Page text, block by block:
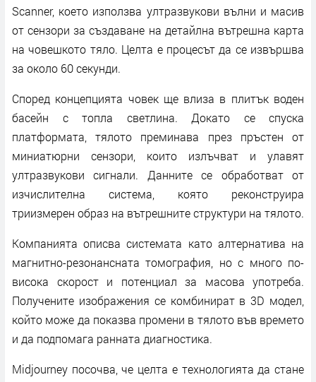
Scanner, което използва ултразвукови вълни и масив
от сензори за създаване на детайлна вътрешна карта
на човешкото тяло. Целта е процесът да се извършва
за около 60 секунди.
Според концепцията човек ще влиза в плитък воден
басейн с топла светлина. Докато се спуска
платформата, тялото преминава през пръстен от
миниатюрни сензори, които излъчват и улавят
ултразвукови сигнали. Данните се обработват от
изчислителна система, която реконструира
триизмерен образ на вътрешните структури на тялото.
Компанията описва системата като алтернатива на
магнитно-резонансната томография, но с много по-
висока скорост и потенциал за масова употреба.
Получените изображения се комбинират в 3D модел,
който може да показва промени в тялото във времето
и да подпомага ранната диагностика.
Midjourney посочва, че целта е технологията да стане